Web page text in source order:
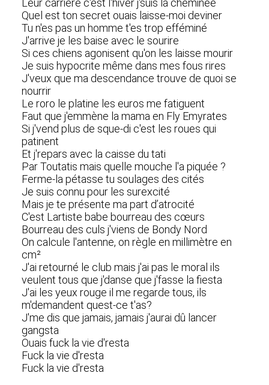
Leur carrière c'est l'hiver j'suis la cheminée
Quel est ton secret ouais laisse-moi deviner
Tu n'es pas un homme t'es trop efféminé
J'arrive je les baise avec le sourire
Si ces chiens agonisent qu'on les laisse mourir
Je suis hypocrite même dans mes fous rires
J'veux que ma descendance trouve de quoi se
nourrir
Le roro le platine les euros me fatiguent
Faut que j'emmène la mama en Fly Emyrates
Si j'vend plus de sque-di c'est les roues qui
patinent
Et j'repars avec la caisse du tati
Par Toutatis mais quelle mouche l'a piquée ?
Ferme-la pétasse tu soulages des cités
Je suis connu pour les surexcité
Mais je te présente ma part d’atrocité
C'est Lartiste babe bourreau des cœurs
Bourreau des culs j'viens de Bondy Nord
On calcule l'antenne, on règle en millimètre en
cm²
J'ai retourné le club mais j'ai pas le moral ils
veulent tous que j'danse que j'fasse la fiesta
J'ai les yeux rouge il me regarde tous, ils
m'demandent quest-ce t'as?
J'me dis que jamais, jamais j'aurai dû lancer
gangsta
Ouais fuck la vie d'resta
Fuck la vie d'resta
Fuck la vie d'resta